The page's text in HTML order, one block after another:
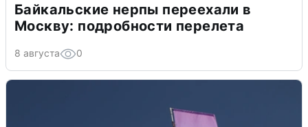
Байкальские нерпы переехали в
Москву: подробности перелета
8 августа 0